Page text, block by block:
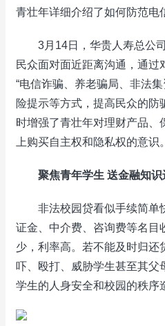
青壮年详细介绍了如何防范电
3月14日，华贵人寿总公司
民众面对面近距离沟通，通
“电信诈骗、养老骗局、非法
险提示等方式，提高民众的防
时增强了青壮年对理财产品、
上购买自主权和隐私权的意识。
聚焦青年学生 送金融知识
非法校园贷看似手续简单
证金、中介费、咨询费等名目
少，利率高。若不能及时归还
吓、殴打、威胁学生甚至其
学生的人身安全和校园的秩序